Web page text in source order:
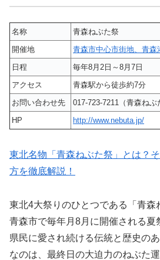
名称
青森ねぶた祭
開催地
青森市中心市街地、青森
日程
毎年8月2日～8月7日
アクセス
青森駅から徒歩約7分
お問い合わせ先
017-723-7211（青森ねぶ
HP
http://www.nebuta.jp/
東北名物「青森ねぶた祭」とは？
方を徹底解説！
東北4大祭りのひとつである「青森
青森市で毎年月8月に開催される夏
県民に愛され続ける伝統と歴史の
なのは、最終日の大迫力のねぶた